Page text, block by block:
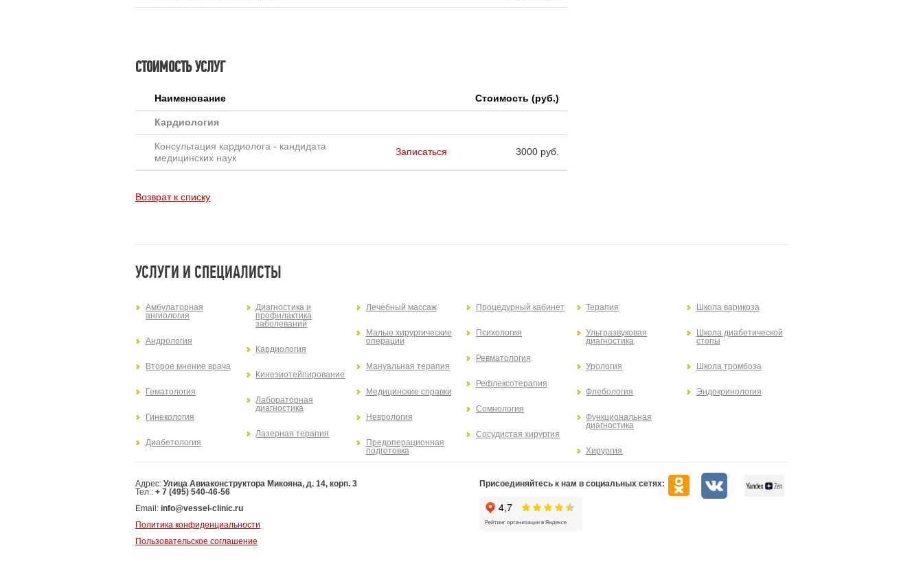
СТОИМОСТЬ УСЛУГ
Наименование Стоимость (руб.)
Кардиология
Консультация кардиолога - кандидата
медицинских наук
Записаться 3000 руб.
Возврат к списку
УСЛУГИ И СПЕЦИАЛИСТЫ
Амбулаторная
ангиология
Андрология
Второе мнение врача
Гематология
Гинекология
Диабетология
Диагностика и
профилактика
заболеваний
Кардиология
Кинезиотейпирование
Лабораторная
диагностика
Лазерная терапия
Лечебный массаж
Малые хирургические
операции
Мануальная терапия
Медицинские справки
Неврология
Предоперационная
подготовка
Процедурный кабинет
Психология
Ревматология
Рефлексотерапия
Сомнология
Сосудистая хирургия
Терапия
Ультразвуковая
диагностика
Урология
Флебология
Функциональная
диагностика
Хирургия
Школа варикоза
Школа диабетической
стопы
Школа тромбоза
Эндокринология
Присоединяйтесь к нам в социальных сетях:
Адрес: Улица Авиаконструктора Микояна, д. 14, корп. 3
Тел.: + 7 (495) 540-46-56
Email: info@vessel-clinic.ru
Политика конфиденциальности
Пользовательское соглашение